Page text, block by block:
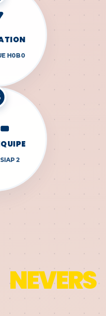
H0B0
2
NEVERS